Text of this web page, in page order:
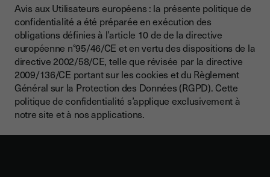
Avis aux Utilisateurs européens : la présente politique de
confidentialité a été préparée en exécution des
obligations définies à l’article 10 de de la directive
européenne n°95/46/CE et en vertu des dispositions de la
directive 2002/58/CE, telle que révisée par la directive
2009/136/CE portant sur les cookies et du Règlement
Général sur la Protection des Données (RGPD). Cette
politique de confidentialité s’applique exclusivement à
notre site et à nos applications.